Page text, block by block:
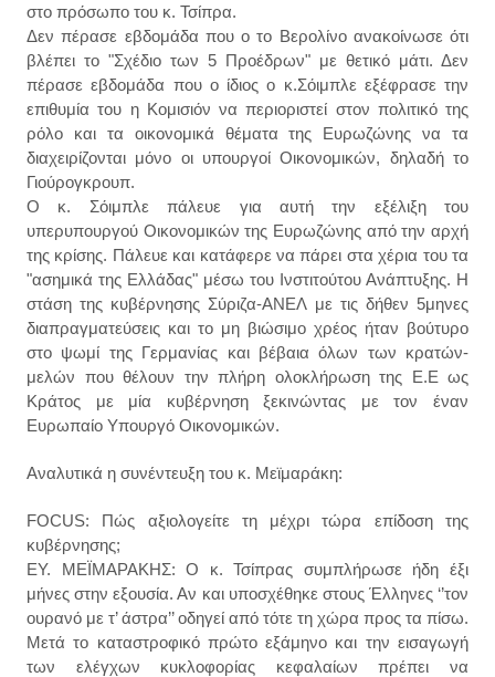
στο πρόσωπο του κ. Τσίπρα.
Δεν πέρασε εβδομάδα που ο το Βερολίνο ανακοίνωσε ότι
βλέπει το "Σχέδιο των 5 Προέδρων" με θετικό μάτι. Δεν
πέρασε εβδομάδα που ο ίδιος ο κ.Σόιμπλε εξέφρασε την
επιθυμία του η Κομισιόν να περιοριστεί στον πολιτικό της
ρόλο και τα οικονομικά θέματα της Ευρωζώνης να τα
διαχειρίζονται μόνο οι υπουργοί Οικονομικών, δηλαδή το
Γιούρογκρουπ.
Ο κ. Σόιμπλε πάλευε για αυτή την εξέλιξη του
υπερυπουργού Οικονομικών της Ευρωζώνης από την αρχή
της κρίσης. Πάλευε και κατάφερε να πάρει στα χέρια του τα
"ασημικά της Ελλάδας" μέσω του Ινστιτούτου Ανάπτυξης. Η
στάση της κυβέρνησης Σύριζα-ΑΝΕΛ με τις δήθεν 5μηνες
διαπραγματεύσεις και το μη βιώσιμο χρέος ήταν βούτυρο
στο ψωμί της Γερμανίας και βέβαια όλων των κρατών-
μελών που θέλουν την πλήρη ολοκλήρωση της Ε.Ε ως
Κράτος με μία κυβέρνηση ξεκινώντας με τον έναν
Ευρωπαίο Υπουργό Οικονομικών.
Αναλυτικά η συνέντευξη του κ. Μεϊμαράκη:
FOCUS: Πώς αξιολογείτε τη μέχρι τώρα επίδοση της
κυβέρνησης;
ΕΥ. ΜΕΪΜΑΡΑΚΗΣ: Ο κ. Τσίπρας συμπλήρωσε ήδη έξι
μήνες στην εξουσία. Αν και υποσχέθηκε στους Έλληνες ‘’τον
ουρανό με τ’ άστρα’’ οδηγεί από τότε τη χώρα προς τα πίσω.
Μετά το καταστροφικό πρώτο εξάμηνο και την εισαγωγή
των ελέγχων κυκλοφορίας κεφαλαίων πρέπει να